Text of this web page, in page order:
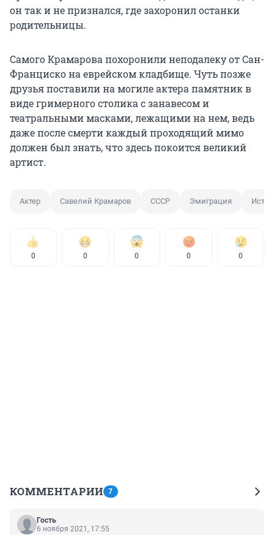
он так и не признался, где захоронил останки
родительницы.
Самого Крамарова похоронили неподалеку от Сан-
Франциско на еврейском кладбище. Чуть позже
друзья поставили на могиле актера памятник в
виде гримерного столика с занавесом и
театральными масками, лежащими на нем, ведь
даже после смерти каждый проходящий мимо
должен был знать, что здесь покоится великий
артист.
Актер Савелий Крамаров СССР Эмиграция
0 0 0 0 0
КОММЕНТАРИИ 7
Гость
6 ноября 2021, 17:55